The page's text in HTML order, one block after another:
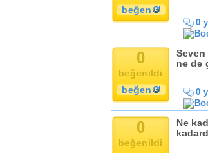
beğen
0
0
beğenildi
beğen
ne de
0
0
beğenildi
Ne